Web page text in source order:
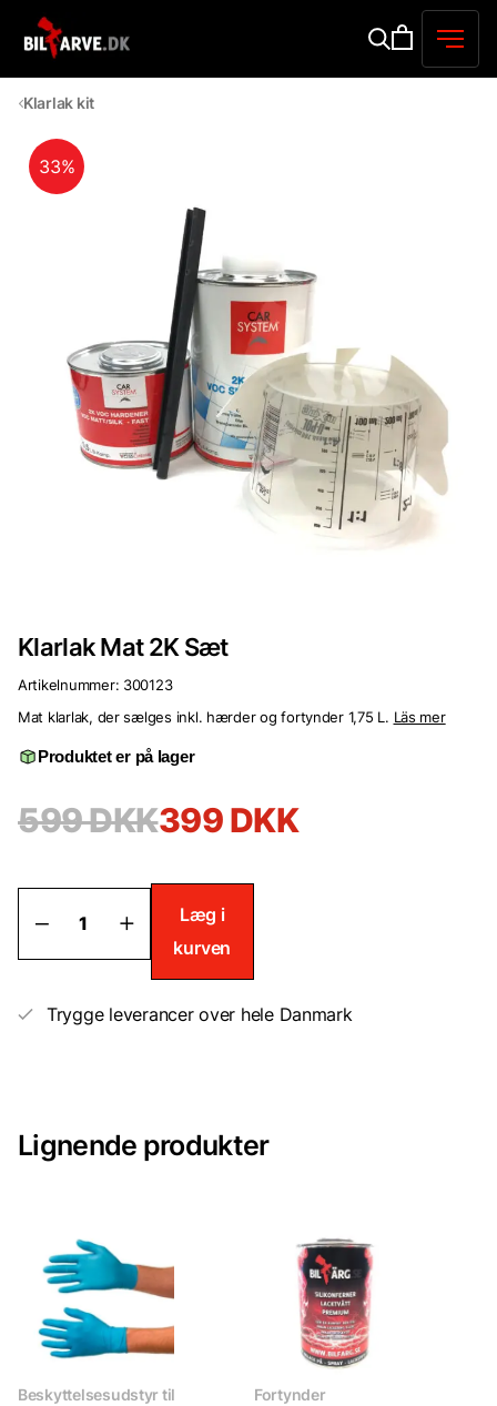
Klarlak kit
33%
Klarlak Mat 2K Sæt
Artikelnummer: 300123
Mat klarlak, der sælges inkl. hærder og fortynder 1,75 L. Läs mer
Produktet er på lager
599DKK399DKK
Klarlak
Mat
2K
Læg i
kurven
Trygge leverancer over hele Danmark
Lignende produkter
Beskyttelsesudstyr til
Fortynder